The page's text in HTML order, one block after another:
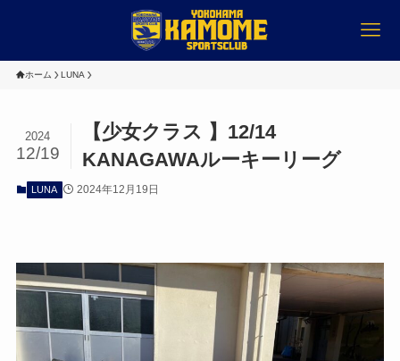
ホーム LUNA
【少女クラス 】12/14
KANAGAWAルーキーリーグ
2024
12/19
LUNA 2024年12月19日